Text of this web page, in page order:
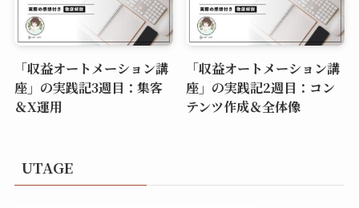
「収益オートメーション講
座」の実践記3週目：集客
＆X運用
「収益オートメーション講
座」の実践記2週目：コン
テンツ作成＆全体像
UTAGE